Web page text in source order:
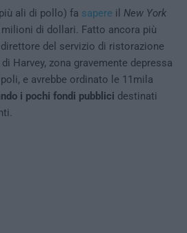
ali di pollo) fa sapere il New York
milioni di dollari. Fatto ancora più
del servizio di ristorazione
Harvey, zona gravemente depressa
e avrebbe ordinato le 11mila
i pochi fondi pubblici destinati